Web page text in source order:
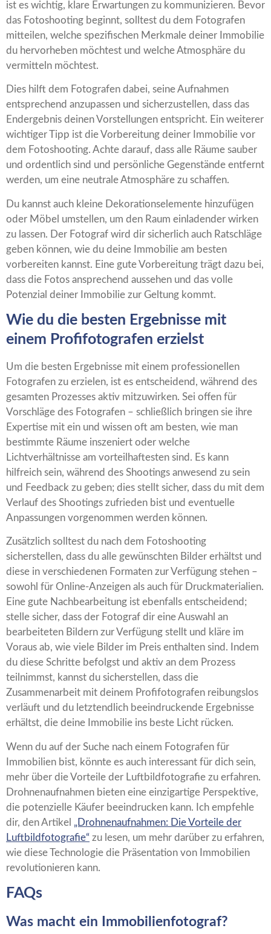
ist es wichtig, klare Erwartungen zu kommunizieren. Bevor
das Fotoshooting beginnt, solltest du dem Fotografen
mitteilen, welche spezifischen Merkmale deiner Immobilie
du hervorheben möchtest und welche Atmosphäre du
vermitteln möchtest.
Dies hilft dem Fotografen dabei, seine Aufnahmen
entsprechend anzupassen und sicherzustellen, dass das
Endergebnis deinen Vorstellungen entspricht. Ein weiterer
wichtiger Tipp ist die Vorbereitung deiner Immobilie vor
dem Fotoshooting. Achte darauf, dass alle Räume sauber
und ordentlich sind und persönliche Gegenstände entfernt
werden, um eine neutrale Atmosphäre zu schaffen.
Du kannst auch kleine Dekorationselemente hinzufügen
oder Möbel umstellen, um den Raum einladender wirken
zu lassen. Der Fotograf wird dir sicherlich auch Ratschläge
geben können, wie du deine Immobilie am besten
vorbereiten kannst. Eine gute Vorbereitung trägt dazu bei,
dass die Fotos ansprechend aussehen und das volle
Potenzial deiner Immobilie zur Geltung kommt.
Wie du die besten Ergebnisse mit
einem Profifotografen erzielst
Um die besten Ergebnisse mit einem professionellen
Fotografen zu erzielen, ist es entscheidend, während des
gesamten Prozesses aktiv mitzuwirken. Sei offen für
Vorschläge des Fotografen – schließlich bringen sie ihre
Expertise mit ein und wissen oft am besten, wie man
bestimmte Räume inszeniert oder welche
Lichtverhältnisse am vorteilhaftesten sind. Es kann
hilfreich sein, während des Shootings anwesend zu sein
und Feedback zu geben; dies stellt sicher, dass du mit dem
Verlauf des Shootings zufrieden bist und eventuelle
Anpassungen vorgenommen werden können.
Zusätzlich solltest du nach dem Fotoshooting
sicherstellen, dass du alle gewünschten Bilder erhältst und
diese in verschiedenen Formaten zur Verfügung stehen –
sowohl für Online-Anzeigen als auch für Druckmaterialien.
Eine gute Nachbearbeitung ist ebenfalls entscheidend;
stelle sicher, dass der Fotograf dir eine Auswahl an
bearbeiteten Bildern zur Verfügung stellt und kläre im
Voraus ab, wie viele Bilder im Preis enthalten sind. Indem
du diese Schritte befolgst und aktiv an dem Prozess
teilnimmst, kannst du sicherstellen, dass die
Zusammenarbeit mit deinem Profifotografen reibungslos
verläuft und du letztendlich beeindruckende Ergebnisse
erhältst, die deine Immobilie ins beste Licht rücken.
Wenn du auf der Suche nach einem Fotografen für
Immobilien bist, könnte es auch interessant für dich sein,
mehr über die Vorteile der Luftbildfotografie zu erfahren.
Drohnenaufnahmen bieten eine einzigartige Perspektive,
die potenzielle Käufer beeindrucken kann. Ich empfehle
dir, den Artikel „Drohnenaufnahmen: Die Vorteile der
Luftbildfotografie“ zu lesen, um mehr darüber zu erfahren,
wie diese Technologie die Präsentation von Immobilien
revolutionieren kann.
FAQs
Was macht ein Immobilienfotograf?